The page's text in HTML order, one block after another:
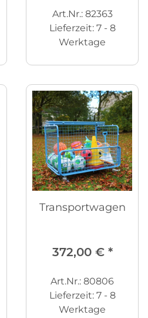
Art.Nr.: 82363
Lieferzeit: 7 - 8
Werktage
Transportwagen
372,00 € *
Art.Nr.: 80806
Lieferzeit: 7 - 8
Werktage